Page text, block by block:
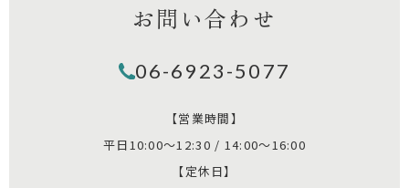
お問い合わせ
06-6923-5077
【営業時間】
平日10:00～12:30 / 14:00～16:00
【定休日】